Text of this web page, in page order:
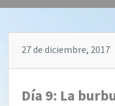
27 de diciembre, 2017
Día 9: La